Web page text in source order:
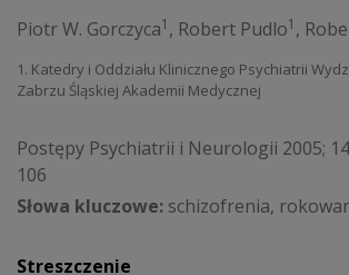
Piotr W. Gorczyca1 , Robert Pudlo1 ,
1. Katedry i Oddziału Klinicznego Psychiatrii
Zabrzu Śląskiej Akademii Medycznej
Postępy Psychiatrii i Neurologii 2005;
106
Słowa kluczowe: schizofrenia,
Streszczenie